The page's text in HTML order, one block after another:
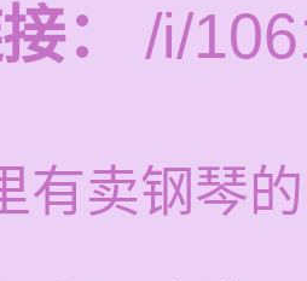
：
/i/
有卖钢琴